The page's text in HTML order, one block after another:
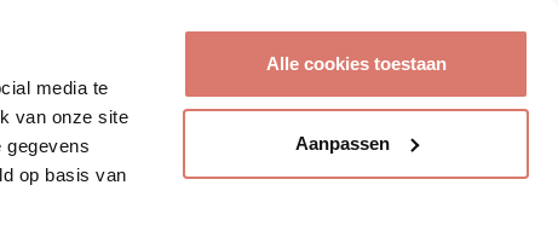
media te
van onze site
gegevens
op basis van
Alle cookies toestaan
Aanpassen